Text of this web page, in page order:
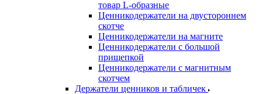
товар L-образные
Ценникодержатели на двустороннем
скотче
Ценникодержатели на магните
Ценникодержатели с большой
прищепкой
Ценникодержатели с магнитным
скотчем
Держатели ценников и табличек